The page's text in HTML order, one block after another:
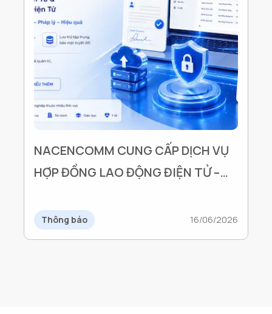
NACENCOMM CUNG CẤP DỊCH VỤ
HỢP ĐỒNG LAO ĐỘNG ĐIỆN TỬ –
DOANH NGHIỆP TRONG GIAI ĐOẠN
CHUYỂN ĐỔI SỐ
Thông báo 16/06/2026